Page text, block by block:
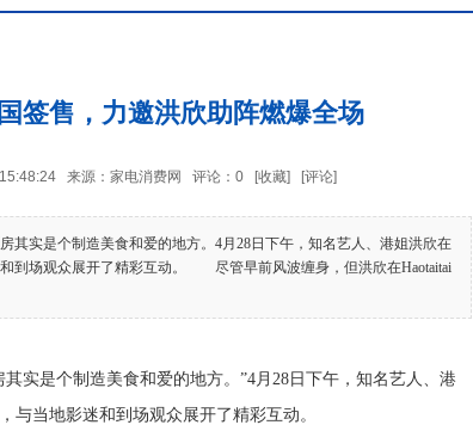
签售，力邀洪欣助阵燃爆全场
来源：家电消费网 评论： 0 [收藏] [评论]
实是个制造美食和爱的地方。4月28日下午，知名艺人、港姐洪欣在
到场观众展开了精彩互动。 尽管早前风波缠身，但洪欣在Haotaitai
是个制造美食和爱的地方。”4月28日下午，知名艺人、港
与当地影迷和到场观众展开了精彩互动。